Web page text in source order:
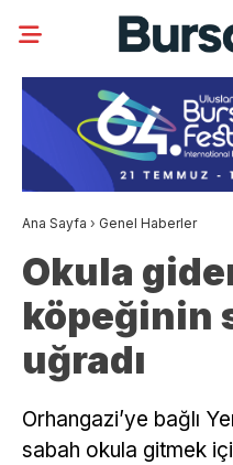
Ana Sayfa › Genel Haberler
Okula
köpeğinin
uğradı
Orhangazi’ye bağlı
sabah okula gitmek